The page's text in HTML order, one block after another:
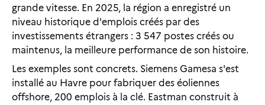
grande vitesse. En 2025, la région a enregistré un
niveau historique d'emplois créés par des
investissements étrangers : 3 547 postes créés ou
maintenus, la meilleure performance de son histoire.
Les exemples sont concrets. Siemens Gamesa s'est
installé au Havre pour fabriquer des éoliennes
offshore, 200 emplois à la clé. Eastman construit à